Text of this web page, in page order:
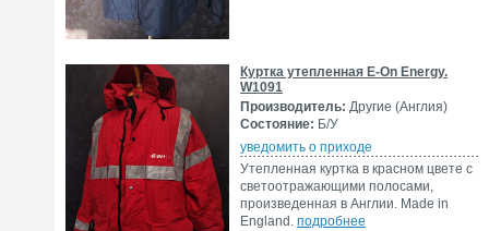
Куртка утепленная E-On Energy.
W1091
Производитель: Другие (Англия)
Состояние: Б/У
уведомить о приходе
Утепленная куртка в красном цвете с
светоотражающими полосами,
произведенная в Англии. Made in
England. подробнее